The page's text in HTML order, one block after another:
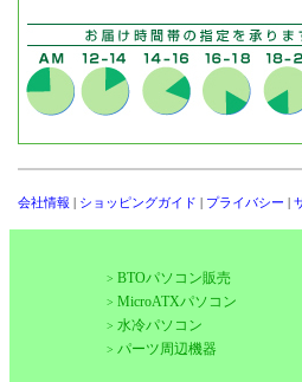
会社情報 ショッピングガイド プライバシー
> BTOパソコン販売
> MicroATXパソコン
> 水冷パソコン
> パーツ周辺機器